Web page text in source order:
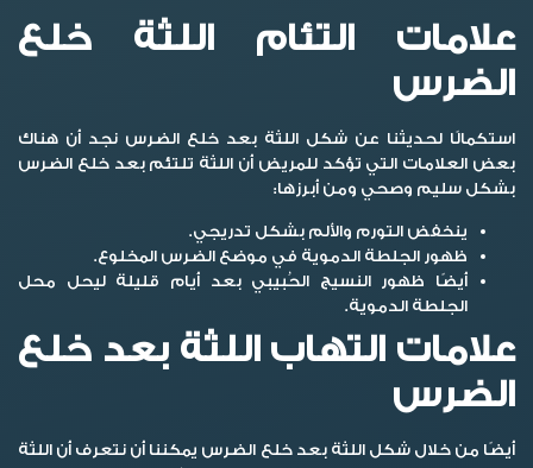
علامات التئام اللثة خلع
الضرس
استكمالًا لحديثنا عن شكل اللثة بعد خلع الضرس نجد أن هناك
بعض العلامات التي تؤكد للمريض أن اللثة تلتئم بعد خلع الضرس
بشكل سليم وصحي ومن أبرزها:
ينخفض التورم والألم بشكل تدريجي.
ظهور الجلطة الدموية في موضع الضرس المخلوع.
أيضًا ظهور النسيج الحُبيبي بعد أيام قليلة ليحل محل
الجلطة الدموية.
علامات التهاب اللثة بعد خلع
الضرس
أيضًا من خلال شكل اللثة بعد خلع الضرس يمكننا أن نتعرف أن اللثة